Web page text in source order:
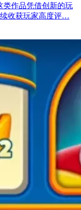
类作品凭借创新的玩
收获玩家高度评…